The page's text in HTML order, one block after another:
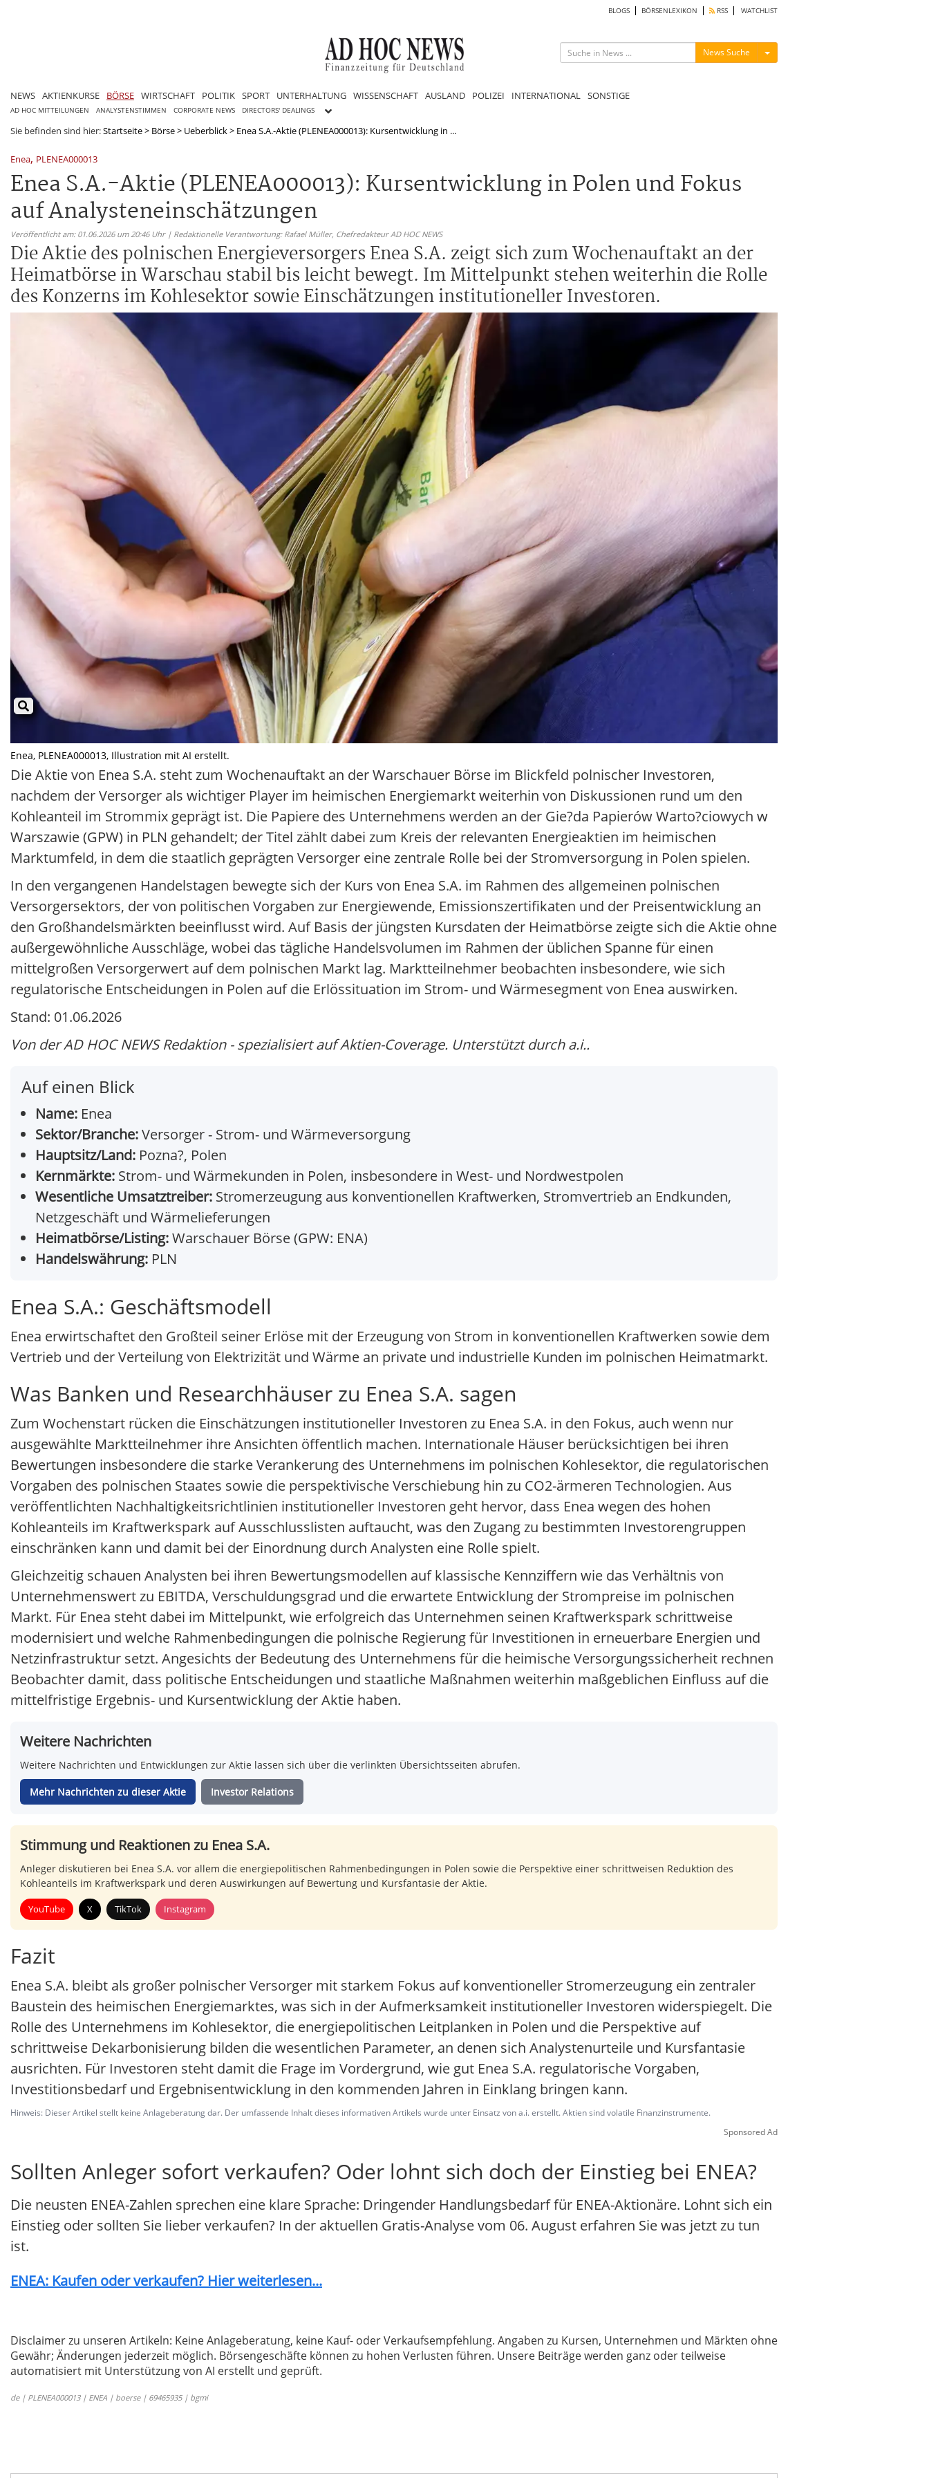
BLOGS BÖRSENLEXIKON RSS WATCHLIST
News Suche Menü ein-/ausblenden
NEWS AKTIENKURSE BÖRSE WIRTSCHAFT POLITIK SPORT UNTERHALTUNG WISSENSCHAFT AUSLAND POLIZEI INTERNATIONAL SONSTIGE
AD HOC MITTEILUNGEN ANALYSTENSTIMMEN CORPORATE NEWS DIRECTORS' DEALINGS
Sie befinden sind hier:Startseite> Börse> Ueberblick> Enea S.A.-Aktie (PLENEA000013): Kursentwicklung in ...
Enea, PLENEA000013
Enea S.A.-Aktie (PLENEA000013): Kursentwicklung in Polen und Fokus
auf Analysteneinschätzungen
Veröffentlicht am: 01.06.2026 um 20:46 Uhr | Redaktionelle Verantwortung: Rafael Müller, Chefredakteur AD HOC NEWS
Die Aktie des polnischen Energieversorgers Enea S.A. zeigt sich zum Wochenauftakt an der
Heimatbörse in Warschau stabil bis leicht bewegt. Im Mittelpunkt stehen weiterhin die Rolle
des Konzerns im Kohlesektor sowie Einschätzungen institutioneller Investoren.
Enea, PLENEA000013, Illustration mit AI erstellt.
Die Aktie von Enea S.A. steht zum Wochenauftakt an der Warschauer Börse im Blickfeld polnischer Investoren,
nachdem der Versorger als wichtiger Player im heimischen Energiemarkt weiterhin von Diskussionen rund um den
Kohleanteil im Strommix geprägt ist. Die Papiere des Unternehmens werden an der Gie?da Papierów Warto?ciowych w
Warszawie (GPW) in PLN gehandelt; der Titel zählt dabei zum Kreis der relevanten Energieaktien im heimischen
Marktumfeld, in dem die staatlich geprägten Versorger eine zentrale Rolle bei der Stromversorgung in Polen spielen.
In den vergangenen Handelstagen bewegte sich der Kurs von Enea S.A. im Rahmen des allgemeinen polnischen
Versorgersektors, der von politischen Vorgaben zur Energiewende, Emissionszertifikaten und der Preisentwicklung an
den Großhandelsmärkten beeinflusst wird. Auf Basis der jüngsten Kursdaten der Heimatbörse zeigte sich die Aktie ohne
außergewöhnliche Ausschläge, wobei das tägliche Handelsvolumen im Rahmen der üblichen Spanne für einen
mittelgroßen Versorgerwert auf dem polnischen Markt lag. Marktteilnehmer beobachten insbesondere, wie sich
regulatorische Entscheidungen in Polen auf die Erlössituation im Strom- und Wärmesegment von Enea auswirken.
Stand: 01.06.2026
Von der AD HOC NEWS Redaktion - spezialisiert auf Aktien-Coverage. Unterstützt durch a.i..
Auf einen Blick
Name: Enea
Sektor/Branche:Versorger - Strom- und Wärmeversorgung
Hauptsitz/Land: Pozna?, Polen
Kernmärkte: Strom- und Wärmekunden in Polen, insbesondere in West- und Nordwestpolen
Wesentliche Umsatztreiber: Stromerzeugung aus konventionellen Kraftwerken, Stromvertrieb an Endkunden,
Netzgeschäft und Wärmelieferungen
Heimatbörse/Listing:Warschauer Börse (GPW: ENA)
Handelswährung: PLN
Enea S.A.: Geschäftsmodell
Enea erwirtschaftet den Großteil seiner Erlöse mit der Erzeugung von Strom in konventionellen Kraftwerken sowie dem
Vertrieb und der Verteilung von Elektrizität und Wärme an private und industrielle Kunden im polnischen Heimatmarkt.
Was Banken und Researchhäuser zu Enea S.A. sagen
Zum Wochenstart rücken die Einschätzungen institutioneller Investoren zu Enea S.A. in den Fokus, auch wenn nur
ausgewählte Marktteilnehmer ihre Ansichten öffentlich machen. Internationale Häuser berücksichtigen bei ihren
Bewertungen insbesondere die starke Verankerung des Unternehmens im polnischen Kohlesektor, die regulatorischen
Vorgaben des polnischen Staates sowie die perspektivische Verschiebung hin zu CO2-ärmeren Technologien. Aus
veröffentlichten Nachhaltigkeitsrichtlinien institutioneller Investoren geht hervor, dass Enea wegen des hohen
Kohleanteils im Kraftwerkspark auf Ausschlusslisten auftaucht, was den Zugang zu bestimmten Investorengruppen
einschränken kann und damit bei der Einordnung durch Analysten eine Rolle spielt.
Gleichzeitig schauen Analysten bei ihren Bewertungsmodellen auf klassische Kennziffern wie das Verhältnis von
Unternehmenswert zu EBITDA, Verschuldungsgrad und die erwartete Entwicklung der Strompreise im polnischen
Markt. Für Enea steht dabei im Mittelpunkt, wie erfolgreich das Unternehmen seinen Kraftwerkspark schrittweise
modernisiert und welche Rahmenbedingungen die polnische Regierung für Investitionen in erneuerbare Energien und
Netzinfrastruktur setzt. Angesichts der Bedeutung des Unternehmens für die heimische Versorgungssicherheit rechnen
Beobachter damit, dass politische Entscheidungen und staatliche Maßnahmen weiterhin maßgeblichen Einfluss auf die
mittelfristige Ergebnis- und Kursentwicklung der Aktie haben.
Weitere Nachrichten
Weitere Nachrichten und Entwicklungen zur Aktie lassen sich über die verlinkten Übersichtsseiten abrufen.
Mehr Nachrichten zu dieser Aktie Investor Relations
Stimmung und Reaktionen zu Enea S.A.
Anleger diskutieren bei Enea S.A. vor allem die energiepolitischen Rahmenbedingungen in Polen sowie die Perspektive einer schrittweisen Reduktion des
Kohleanteils im Kraftwerkspark und deren Auswirkungen auf Bewertung und Kursfantasie der Aktie.
YouTube X TikTok Instagram
Fazit
Enea S.A. bleibt als großer polnischer Versorger mit starkem Fokus auf konventioneller Stromerzeugung ein zentraler
Baustein des heimischen Energiemarktes, was sich in der Aufmerksamkeit institutioneller Investoren widerspiegelt. Die
Rolle des Unternehmens im Kohlesektor, die energiepolitischen Leitplanken in Polen und die Perspektive auf
schrittweise Dekarbonisierung bilden die wesentlichen Parameter, an denen sich Analystenurteile und Kursfantasie
ausrichten. Für Investoren steht damit die Frage im Vordergrund, wie gut Enea S.A. regulatorische Vorgaben,
Investitionsbedarf und Ergebnisentwicklung in den kommenden Jahren in Einklang bringen kann.
Hinweis: Dieser Artikel stellt keine Anlageberatung dar. Der umfassende Inhalt dieses informativen Artikels wurde unter Einsatz von a.i. erstellt. Aktien sind volatile Finanzinstrumente.
Sponsored Ad
Sollten Anleger sofort verkaufen? Oder lohnt sich doch der Einstieg bei ENEA?
Die neusten ENEA-Zahlen sprechen eine klare Sprache: Dringender Handlungsbedarf für ENEA-Aktionäre. Lohnt sich ein
Einstieg oder sollten Sie lieber verkaufen? In der aktuellen Gratis-Analyse vom 06. August erfahren Sie was jetzt zu tun
ist.
ENEA: Kaufen oder verkaufen? Hier weiterlesen...
Disclaimer zu unseren Artikeln: Keine Anlageberatung, keine Kauf- oder Verkaufsempfehlung. Angaben zu Kursen, Unternehmen und Märkten ohne
Gewähr; Änderungen jederzeit möglich. Börsengeschäfte können zu hohen Verlusten führen. Unsere Beiträge werden ganz oder teilweise
automatisiert mit Unterstützung von AI erstellt und geprüft.
de | PLENEA000013 | ENEA | boerse | 69465935 | bgmi